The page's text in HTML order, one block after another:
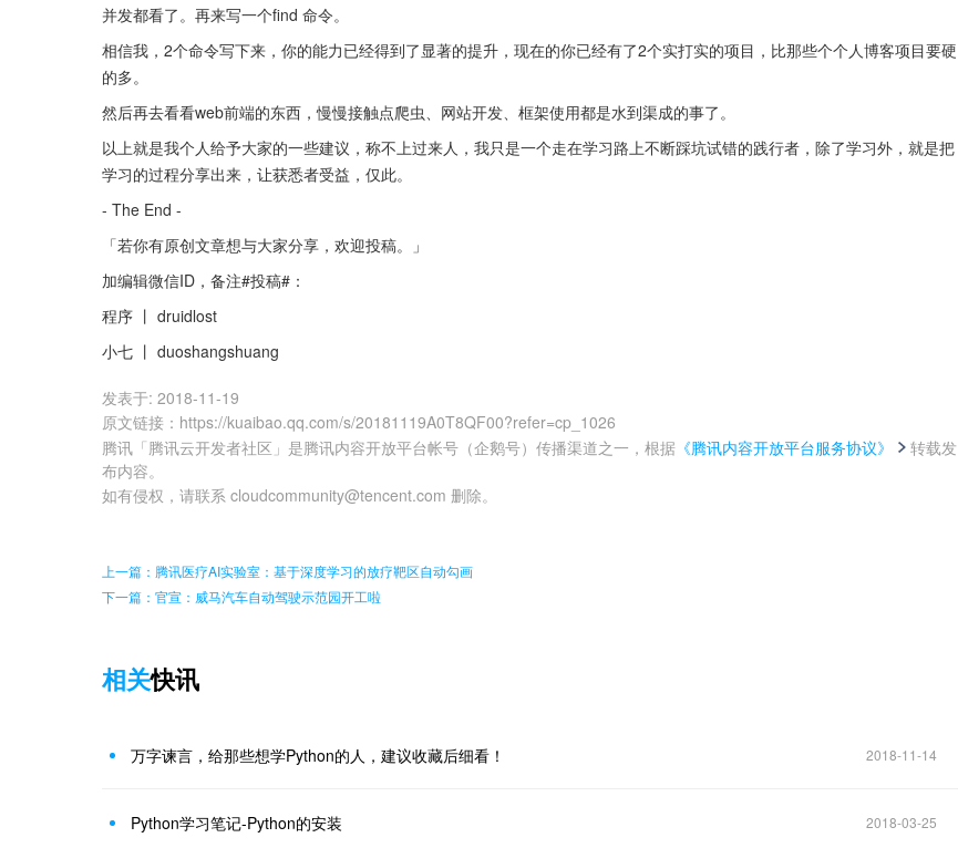
并发都看了。再来写一个find 命令。
相信我，2个命令写下来，你的能力已经得到了显著的提升，现在的你已经有了2个实打实的项目，比那些个个人博客项目要硬
的多。
然后再去看看web前端的东西，慢慢接触点爬虫、网站开发、框架使用都是水到渠成的事了。
以上就是我个人给予大家的一些建议，称不上过来人，我只是一个走在学习路上不断踩坑试错的践行者，除了学习外，就是把
学习的过程分享出来，让获悉者受益，仅此。
- The End -
「若你有原创文章想与大家分享，欢迎投稿。」
加编辑微信ID，备注#投稿#：
程序 丨 druidlost
小七 丨 duoshangshuang
发表于: 2018-11-19
原文链接 ： https://kuaibao.qq.com/s/20181119A0T8QF00?refer=cp_1026
腾讯「腾讯云开发者社区」是腾讯内容开放平台帐号（企鹅号）传播渠道之一，根据 《腾讯内容开放平台服务协议》
转载发
布内容。
如有侵权，请联系 cloudcommunity@tencent.com 删除。
上一篇：腾讯医疗AI实验室：基于深度学习的放疗靶区自动勾画
下一篇：官宣：威马汽车自动驾驶示范园开工啦
相关快讯
万字谏言，给那些想学Python的人，建议收藏后细看！ 2018-11-14
Python学习笔记-Python的安装 2018-03-25